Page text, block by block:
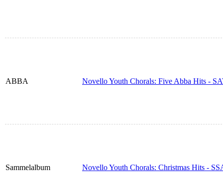
ABBA Novello Youth Chorals: Five Abba Hits -
Sammelalbum Novello Youth Chorals: Christmas Hits -